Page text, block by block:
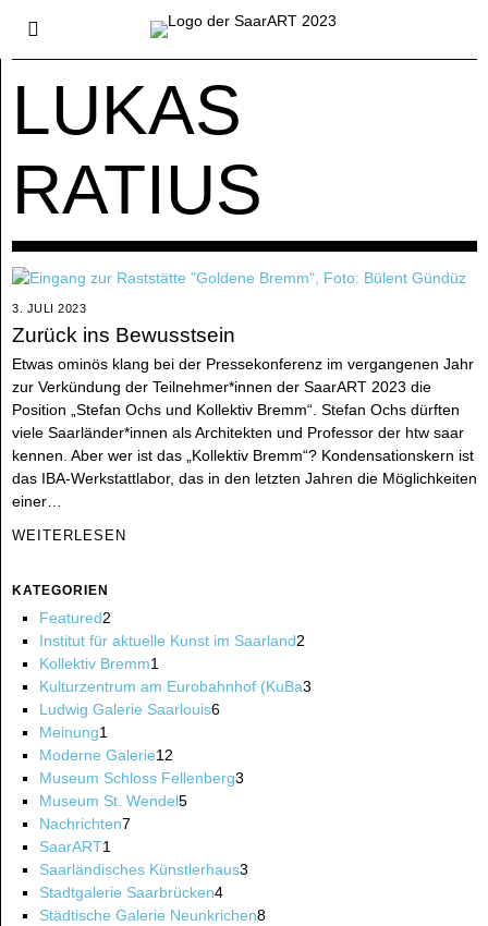
LUKAS
RATIUS
3. JULI 2023
Zurück ins Bewusstsein
Etwas ominös klang bei der Pressekonferenz im vergangenen Jahr
zur Verkündung der Teilnehmer*innen der SaarART 2023 die
Position „Stefan Ochs und Kollektiv Bremm“. Stefan Ochs dürften
viele Saarländer*innen als Architekten und Professor der htw saar
kennen. Aber wer ist das „Kollektiv Bremm“? Kondensationskern ist
das IBA-Werkstattlabor, das in den letzten Jahren die Möglichkeiten
einer…
WEITERLESEN
KATEGORIEN
Featured2
Institut für aktuelle Kunst im Saarland2
Kollektiv Bremm1
Kulturzentrum am Eurobahnhof (KuBa3
Ludwig Galerie Saarlouis6
Meinung1
Moderne Galerie12
Museum Schloss Fellenberg3
Museum St. Wendel5
Nachrichten7
SaarART1
Saarländisches Künstlerhaus3
Stadtgalerie Saarbrücken4
Städtische Galerie Neunkrichen8